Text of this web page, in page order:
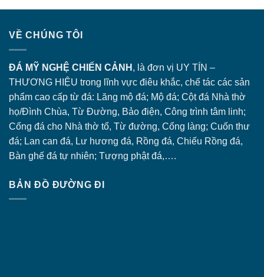
VỀ CHÚNG TÔI
ĐÁ MỸ NGHỆ CHIẾN CẢNH , là đơn vị UY TÍN –
THƯƠNG HIỆU trong lĩnh vực điêu khắc, chế tác các sản
phẩm cao cấp từ đá: Lăng mộ đá; Mộ đá; Cột đá Nhà thờ
họ/Đình Chùa, Từ Đường, Bảo điện, Công trình tâm linh;
Cổng đá cho Nhà thờ tổ, Từ đường, Cổng làng; Cuốn thư
đá; Lan can đá, Lư hương đá, Rồng đá, Chiếu Rồng đá,
Bàn ghế đá tự nhiên; Tượng phật đá,….
BẢN ĐỒ ĐƯỜNG ĐI